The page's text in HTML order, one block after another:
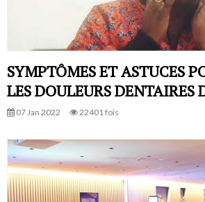
SYMPTÔMES ET ASTUCES
LES DOULEURS DENTAIRES
07 Jan 2022 22401 fois